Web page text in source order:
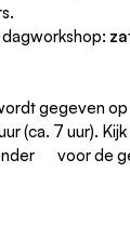
gegeven
(ca. 7 uur). Kijk
voor de